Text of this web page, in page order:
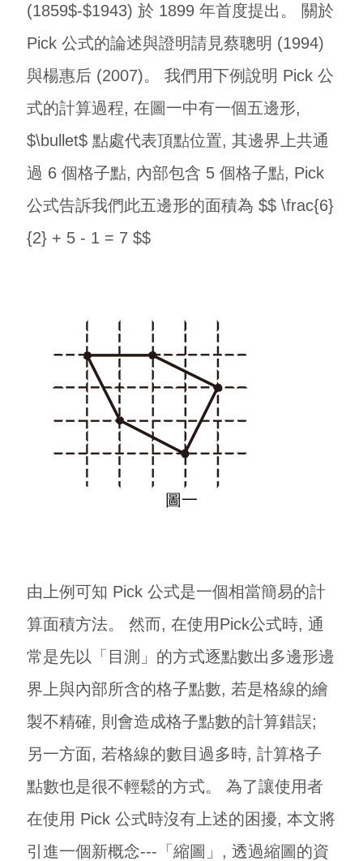
(1859$-$1943) 於 1899 年首度提出。 關於
Pick 公式的論述與證明請見蔡聰明 (1994)
與楊惠后 (2007)。 我們用下例說明 Pick 公
式的計算過程, 在圖一中有一個五邊形,
$\bullet$ 點處代表頂點位置, 其邊界上共通
過 6 個格子點, 內部包含 5 個格子點, Pick
公式告訴我們此五邊形的面積為 $$ \frac{6}
{2} + 5 - 1 = 7 $$
圖一
由上例可知 Pick 公式是一個相當簡易的計
算面積方法。 然而, 在使用Pick公式時, 通
常是先以「目測」的方式逐點數出多邊形邊
界上與內部所含的格子點數, 若是格線的繪
製不精確, 則會造成格子點數的計算錯誤;
另一方面, 若格線的數目過多時, 計算格子
點數也是很不輕鬆的方式。 為了讓使用者
在使用 Pick 公式時沒有上述的困擾, 本文將
引進一個新概念---「縮圖」, 透過縮圖的資